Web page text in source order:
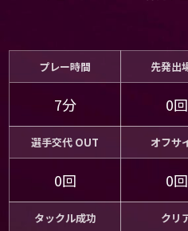
© AbemaTV. Inc. All Rights Reserved.
プレー時間
7分
先発出
0回
選手交代 OUT
0回
オフサ
0回
タックル成功 クリ